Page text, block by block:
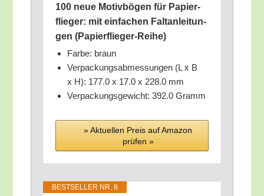
100 neue Motiv­bö­gen für Papier­
flie­ger: mit ein­fa­chen Falt­an­lei­tun­
gen (Papier­flie­ger-Rei­he)
Far­be: braun
Ver­pa­ckungs­ab­mes­sun­gen (L x B
x H): 177.0 x 17.0 x 228.0 mm
Ver­pa­ckungs­ge­wicht: 392.0 Gramm
» Aktu­el­len Preis auf Ama­zon
prü­fen »
BEST­SEL­LER NR. 8